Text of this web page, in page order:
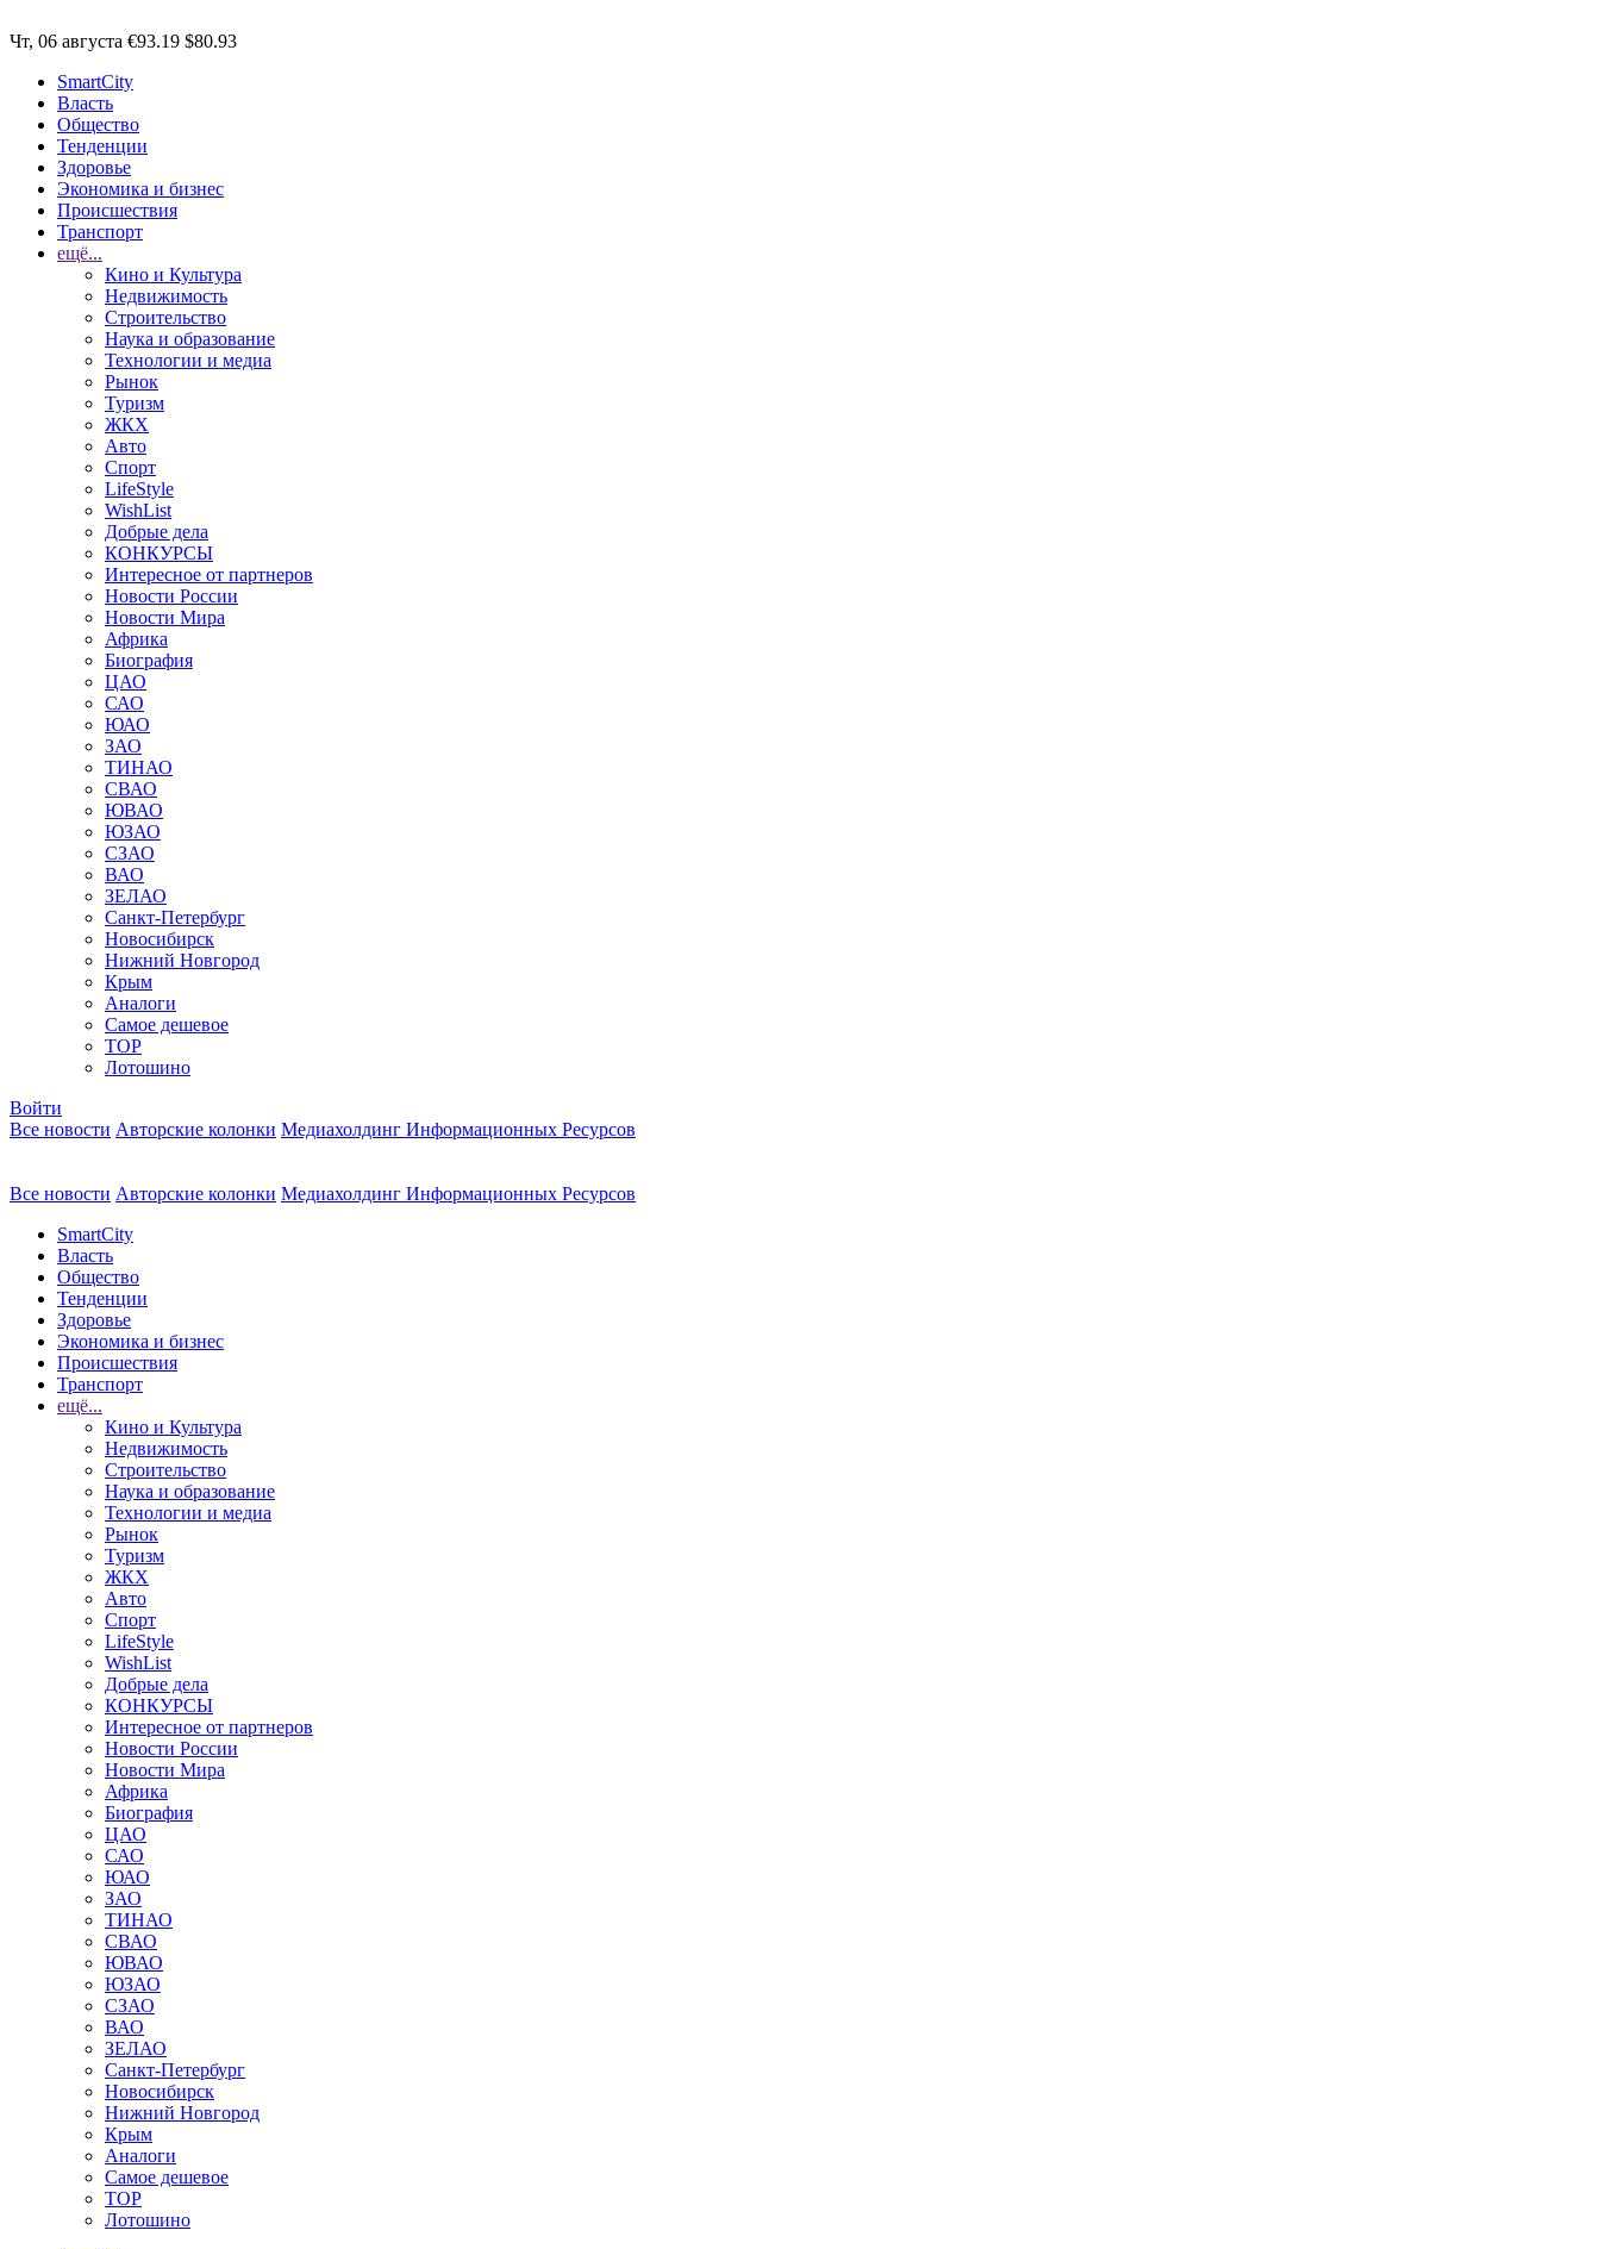
Чт, 06 августа €93.19 $80.93
SmartCity
Власть
Общество
Тенденции
Здоровье
Экономика и бизнес
Происшествия
Транспорт
ещё...
Кино и Культура
Недвижимость
Строительство
Наука и образование
Технологии и медиа
Рынок
Туризм
ЖКХ
Авто
Спорт
LifeStyle
WishList
Добрые дела
КОНКУРСЫ
Интересное от партнеров
Новости России
Новости Мира
Африка
Биография
ЦАО
САО
ЮАО
ЗАО
ТИНАО
СВАО
ЮВАО
ЮЗАО
СЗАО
ВАО
ЗЕЛАО
Санкт-Петербург
Новосибирск
Нижний Новгород
Крым
Аналоги
Самое дешевое
TOP
Лотошино
Войти
Все новости Авторские колонки Медиахолдинг Информационных Ресурсов
Все новости Авторские колонки Медиахолдинг Информационных Ресурсов
SmartCity
Власть
Общество
Тенденции
Здоровье
Экономика и бизнес
Происшествия
Транспорт
ещё...
Кино и Культура
Недвижимость
Строительство
Наука и образование
Технологии и медиа
Рынок
Туризм
ЖКХ
Авто
Спорт
LifeStyle
WishList
Добрые дела
КОНКУРСЫ
Интересное от партнеров
Новости России
Новости Мира
Африка
Биография
ЦАО
САО
ЮАО
ЗАО
ТИНАО
СВАО
ЮВАО
ЮЗАО
СЗАО
ВАО
ЗЕЛАО
Санкт-Петербург
Новосибирск
Нижний Новгород
Крым
Аналоги
Самое дешевое
TOP
Лотошино